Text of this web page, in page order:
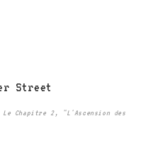
Le Chapitre 2, "L'Ascension des